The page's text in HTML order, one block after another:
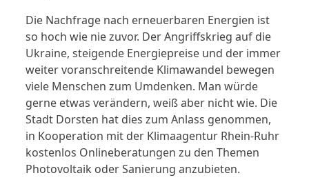
Die Nachfrage nach erneuerbaren Energien ist
so hoch wie nie zuvor. Der Angriffskrieg auf die
Ukraine, steigende Energiepreise und der immer
weiter voranschreitende Klimawandel bewegen
viele Menschen zum Umdenken. Man würde
gerne etwas verändern, weiß aber nicht wie. Die
Stadt Dorsten hat dies zum Anlass genommen,
in Kooperation mit der Klimaagentur Rhein-Ruhr
kostenlos Onlineberatungen zu den Themen
Photovoltaik oder Sanierung anzubieten.